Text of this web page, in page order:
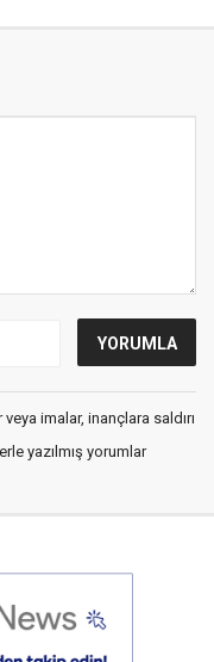
imalar, inançlara saldırı
yazılmış yorumlar